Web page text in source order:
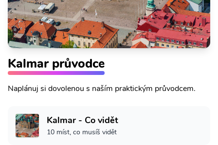
Kalmar průvodce
Naplánuj si dovolenou s naším praktickým průvodcem.
Kalmar - Co vidět
10 míst, co musíš vidět